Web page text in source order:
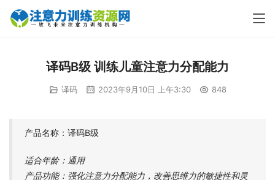
译码B级 训练儿童注意力分配能力
译码 2023年9月10日 上午3:30 848
产品名称：译码B级
适合年龄：通用
产品功能：强化注意力分配能力，改善思维力的敏捷性和灵